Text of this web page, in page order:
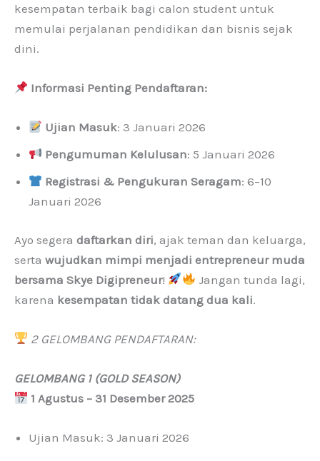
kesempatan terbaik bagi calon student untuk
memulai perjalanan pendidikan dan bisnis sejak
dini.
Informasi Penting Pendaftaran:
Ujian Masuk: 3 Januari 2026
Pengumuman Kelulusan: 5 Januari 2026
Registrasi & Pengukuran Seragam: 6–10
Januari 2026
Ayo segera daftarkan diri, ajak teman dan keluarga,
serta wujudkan mimpi menjadi entrepreneur muda
bersama Skye Digipreneur!
Jangan tunda lagi,
karena kesempatan tidak datang dua kali.
2 GELOMBANG PENDAFTARAN:
GELOMBANG 1 (GOLD SEASON)
1 Agustus – 31 Desember 2025
Ujian Masuk: 3 Januari 2026